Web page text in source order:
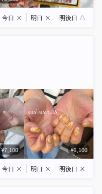
今日 × 明日 × 明後日 △
¥7,100 ¥6,100
今日 × 明日 × 明後日 ×